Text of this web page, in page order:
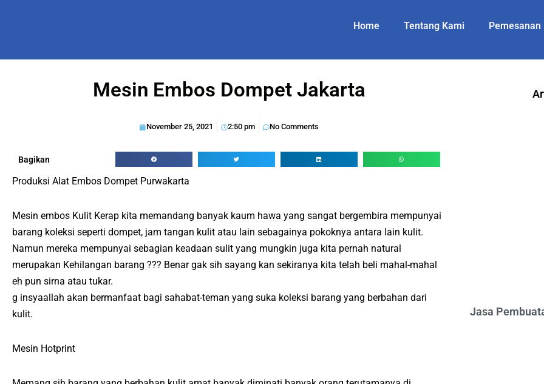
Home Tentang Kami Pemesanan
Mesin Embos Dompet Jakarta
November 25, 2021 2:50 pm No Comments
Bagikan
Produksi Alat Embos Dompet Purwakarta
Mesin embos Kulit Kerap kita memandang banyak kaum hawa yang sangat bergembira mempunyai
barang koleksi seperti dompet, jam tangan kulit atau lain sebagainya pokoknya antara lain kulit.
Namun mereka mempunyai sebagian keadaan sulit yang mungkin juga kita pernah natural
merupakan Kehilangan barang ??? Benar gak sih sayang kan sekiranya kita telah beli mahal-mahal
eh pun sirna atau tukar.
g insyaallah akan bermanfaat bagi sahabat-teman yang suka koleksi barang yang berbahan dari
kulit.
Mesin Hotprint
Jasa